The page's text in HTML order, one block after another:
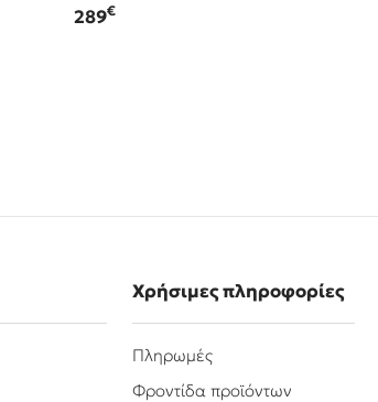
289€
Χρήσιμες πληροφορίες
Πληρωμές
Φροντίδα προϊόντων